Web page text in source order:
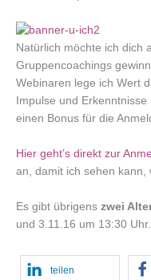
Natürlich möchte ich dich
Gruppencoachings
Webinaren lege ich Wert
Impulse und
einen Bonus für die
Hier geht’s direkt zur
an, damit ich sehen kann,
Es gibt übrigens zwei
und 3.11.16 um 13:30 Uhr.
teilen